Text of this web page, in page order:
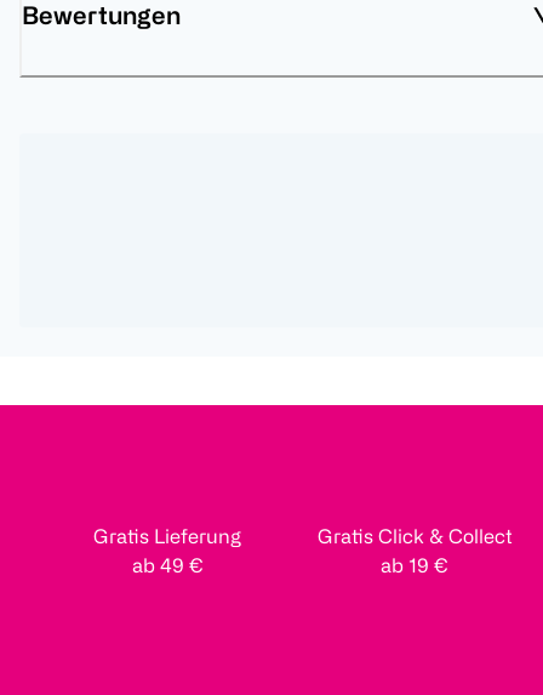
Bewertungen
Gratis Lieferung
ab 49 €
Gratis Click & Collect
ab 19 €